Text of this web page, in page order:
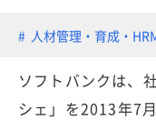
人材管理・育成・
ソフトバンクは、
シェ」を2013年7